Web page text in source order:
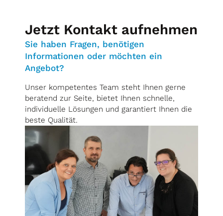
Jetzt Kontakt aufnehmen
Sie haben Fragen, benötigen
Informationen oder möchten ein
Angebot?
Unser kompetentes Team steht Ihnen gerne
beratend zur Seite, bietet Ihnen schnelle,
individuelle Lösungen und garantiert Ihnen die
beste Qualität.